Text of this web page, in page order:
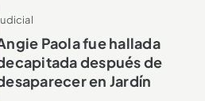
Paola fue hallada
después de
en Jardín